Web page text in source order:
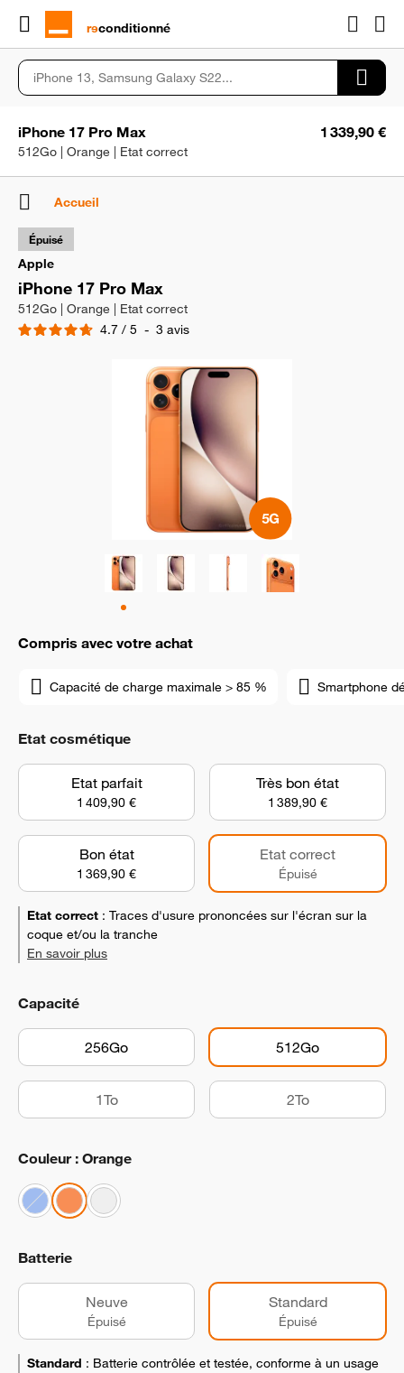
rɘconditionné
iPhone 17 Pro Max
512Go | Orange | Etat correct
1 339,90 €
Accueil
Apple
iPhone 17 Pro Max
512Go | Orange | Etat correct
4.7 / 5 - 3 avis
Épuisé
Compris avec votre achat
Capacité de charge maximale > 85 % Smartphone
Etat cosmétique
Etat parfait
1 409,90 €
Très bon état
1 389,90 €
Bon état
1 369,90 €
Etat correct
Épuisé
Etat correct : Traces d'usure prononcées sur l'écran sur la
coque et/ou la tranche
En savoir plus
Capacité
256Go 512Go
1To 2To
Couleur : Orange
Batterie
Neuve
Épuisé
Standard
Épuisé
Standard : Batterie contrôlée et testée, conforme à un usage